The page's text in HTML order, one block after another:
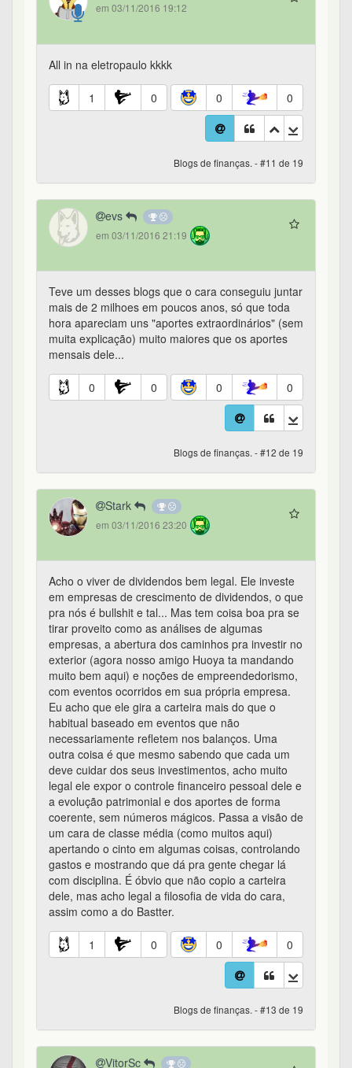
em 03/11/2016 19:12
All in na eletropaulo kkkk
1 0 0 0
Blogs de finanças. - #11 de 19
evs
em 03/11/2016 21:19
Teve um desses blogs que o cara conseguiu juntar
mais de 2 milhoes em poucos anos, só que toda
hora apareciam uns "aportes extraordinários" (sem
muita explicação) muito maiores que os aportes
mensais dele...
0 0 0 0
Blogs de finanças. - #12 de 19
Stark
em 03/11/2016 23:20
Acho o viver de dividendos bem legal. Ele investe
em empresas de crescimento de dividendos, o que
pra nós é bullshit e tal... Mas tem coisa boa pra se
tirar proveito como as análises de algumas
empresas, a abertura dos caminhos pra investir no
exterior (agora nosso amigo Huoya ta mandando
muito bem aqui) e noções de empreendedorismo,
com eventos ocorridos em sua própria empresa.
Eu acho que ele gira a carteira mais do que o
habitual baseado em eventos que não
necessariamente refletem nos balanços. Uma
outra coisa é que mesmo sabendo que cada um
deve cuidar dos seus investimentos, acho muito
legal ele expor o controle financeiro pessoal dele e
a evolução patrimonial e dos aportes de forma
coerente, sem números mágicos. Passa a visão de
um cara de classe média (como muitos aqui)
apertando o cinto em algumas coisas, controlando
gastos e mostrando que dá pra gente chegar lá
com disciplina. É óbvio que não copio a carteira
dele, mas acho legal a filosofia de vida do cara,
assim como a do Bastter.
1 0 0 0
Blogs de finanças. - #13 de 19
VitorSc